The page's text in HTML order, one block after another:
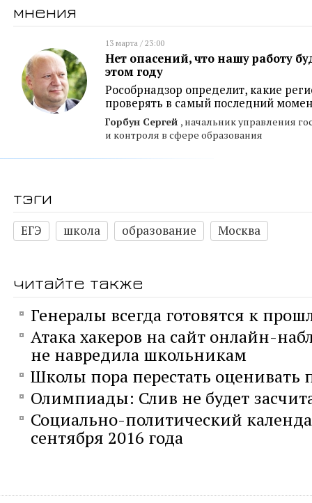
мнения
13 марта / 23:00
Нет опасений, что нашу работу
этом году
Рособрнадзор определит, какие
проверять в самый последний
Горбун Сергей , начальник управления
и контроля в сфере образования
тэги
ЕГЭ школа образование Москва
читайте также
Генералы всегда готовятся к
Атака хакеров на сайт онлайн-
не навредила школьникам
Школы пора перестать оценивать
Олимпиады: Слив не будет
Социально-политический
сентября 2016 года